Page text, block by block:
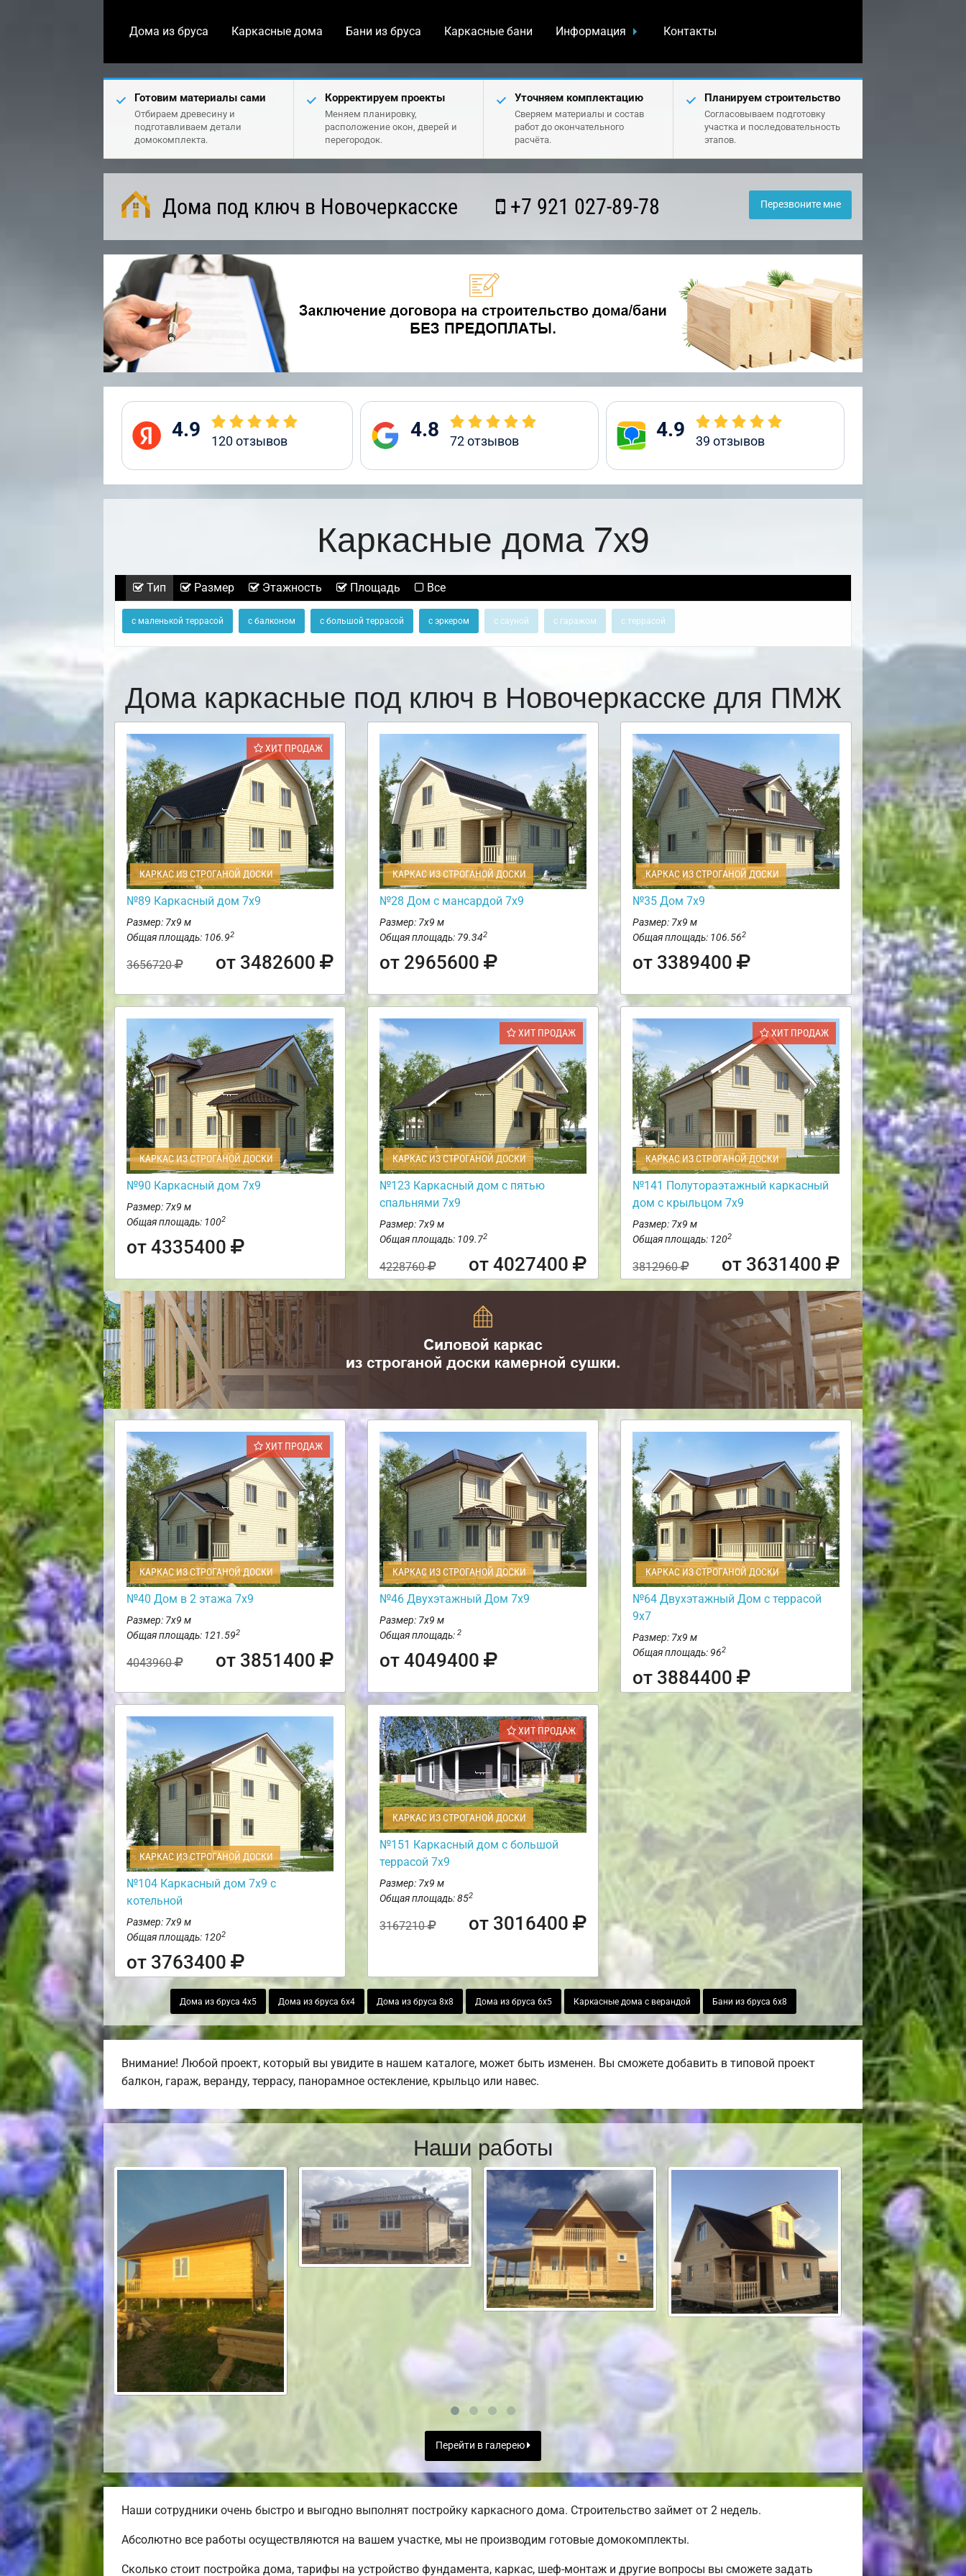
Дома из бруса Каркасные дома Бани из бруса Каркасные бани Информация Контакты
Готовим материалы сами
Отбираем древесину и
подготавливаем детали
домокомплекта.
Корректируем проекты
Меняем планировку,
расположение окон, дверей и
перегородок.
Уточняем комплектацию
Сверяем материалы и состав
работ до окончательного
расчёта.
Планируем строительство
Согласовываем подготовку
участка и последовательность
этапов.
Дома под ключ в Новочеркасске +7 921 027-89-78 Перезвоните мне
4.9 120отзывов 4.8 72отзывов 4.9 39 отзывов
Каркасные дома 7х9
Тип Размер Этажность Площадь Все
с маленькой террасой с балконом с большой террасой с эркером с сауной с гаражом с террасой
Дома каркасные под ключ в Новочеркасске для ПМЖ
ХИТ ПРОДАЖ
КАРКАС ИЗ СТРОГАНОЙ ДОСКИ
№89 Каркасный дом 7х9
Размер: 7х9 м
Общая площадь: 106.92
3656720 от 3482600
КАРКАС ИЗ СТРОГАНОЙ ДОСКИ
№28 Дом с мансардой 7х9
Размер: 7х9 м
Общая площадь: 79.342
от 2965600
КАРКАС ИЗ СТРОГАНОЙ ДОСКИ
№35 Дом 7х9
Размер: 7х9 м
Общая площадь: 106.562
от 3389400
КАРКАС ИЗ СТРОГАНОЙ ДОСКИ
№90 Каркасный дом 7х9
Размер: 7х9 м
Общая площадь: 1002
от 4335400
ХИТ ПРОДАЖ
КАРКАС ИЗ СТРОГАНОЙ ДОСКИ
№123 Каркасный дом с пятью
спальнями 7х9
Размер: 7х9 м
Общая площадь: 109.72
4228760 от 4027400
ХИТ ПРОДАЖ
КАРКАС ИЗ СТРОГАНОЙ ДОСКИ
№141 Полутораэтажный каркасный
дом с крыльцом 7х9
Размер: 7х9 м
Общая площадь: 1202
3812960 от 3631400
ХИТ ПРОДАЖ
КАРКАС ИЗ СТРОГАНОЙ ДОСКИ
№40 Дом в 2 этажа 7х9
Размер: 7х9 м
Общая площадь: 121.592
4043960 от 3851400
КАРКАС ИЗ СТРОГАНОЙ ДОСКИ
№46 Двухэтажный Дом 7х9
Размер: 7х9 м
Общая площадь: 2
от 4049400
КАРКАС ИЗ СТРОГАНОЙ ДОСКИ
№64 Двухэтажный Дом с террасой
9х7
Размер: 7х9 м
Общая площадь: 962
от 3884400
КАРКАС ИЗ СТРОГАНОЙ ДОСКИ
№104 Каркасный дом 7х9 с
котельной
Размер: 7х9 м
Общая площадь: 1202
от 3763400
ХИТ ПРОДАЖ
КАРКАС ИЗ СТРОГАНОЙ ДОСКИ
№151 Каркасный дом с большой
террасой 7х9
Размер: 7х9 м
Общая площадь: 852
3167210 от 3016400
Дома из бруса 4х5 Дома из бруса 6х4 Дома из бруса 8х8 Дома из бруса 6х5 Каркасные дома с верандой Бани из бруса 6х8
Внимание! Любой проект, который вы увидите в нашем каталоге, может быть изменен. Вы сможете добавить в типовой проект
балкон, гараж, веранду, террасу, панорамное остекление, крыльцо или навес.
Наши работы
Перейти в галерею
Наши сотрудники очень быстро и выгодно выполнят постройку каркасного дома. Строительство займет от 2 недель.
Абсолютно все работы осуществляются на вашем участке, мы не производим готовые домокомплекты.
Сколько стоит постройка дома, тарифы на устройство фундамента, каркас, шеф-монтаж и другие вопросы вы сможете задать